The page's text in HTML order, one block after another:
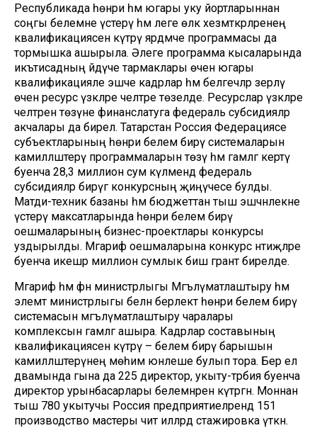
Республикада һөнәри һәм югары уку йортларыннан
соңгы белемне үстерү һәм әлеге өлкә хезмәткәрләренең
квалификациясен күтәрү ярдәмче программасы да
тормышка ашырыла. Әлеге программа кысаларында
икътисадның әйдәүче тармаклары өчен югары
квалификацияле эшче кадрлар һәм белгечләр әзерләү
өчен ресурс үзәкләре челтәре төзелде. Ресурслар үзәкләре
челтәрен төзүне финанслатуга федераль субсидияләр
акчалары да бирелә. Татарстан Россия Федерациясе
субъектларының һөнәри белем бирү системаларын
камилләштерү программаларын төзү һәм гамәлгә кертү
буенча 28,3 миллион сум күләмендә федераль
субсидияләр бирүгә конкурсның җиңүчесе булды.
Матди-техник базаны һәм бюджеттан тыш эшчәнлекне
үстерү максатларында һөнәри белем бирү
оешмаларының бизнес-проектлары конкурсы
уздырылды. Мәгариф оешмаларына конкурс нәтиҗәләре
буенча икешәр миллион сумлык биш грант бирелде.
Мәгариф һәм фән министрлыгы Мәгълүматлаштыру һәм
элемтә министрлыгы белән берлектә һөнәри белем бирү
системасын мәгълүматлаштыру чаралары
комплексын гамәлгә ашыра. Кадрлар составының
квалификациясен күтәрү – белем бирү барышын
камилләштерүнең мөһим юнәлеше булып тора. Бер ел
дәвамында гына да 225 директор, укыту-тәрбия буенча
директор урынбасарлары белемнәрен күтәргән. Моннан
тыш 780 укытучы Россия предприятиеләрендә 151
производство мастеры чит илләрдә стажировка үткән.